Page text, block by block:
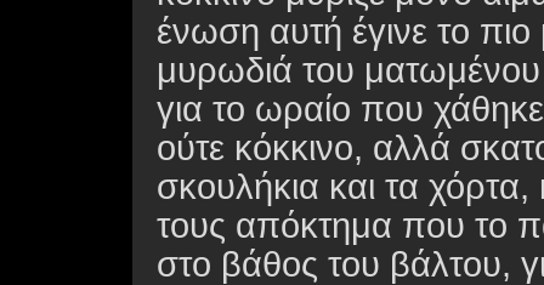
ένωση αυτή έγινε το
μυρωδιά του
για το ωραίο που
ούτε κόκκινο, αλλά
σκουλήκια και τα
τους απόκτημα που το
στο βάθος του βάλτου,